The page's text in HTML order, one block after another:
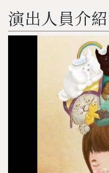
演出人員介紹